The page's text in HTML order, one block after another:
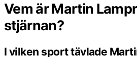
Vem är Martin
stjärnan?
I vilken sport tävlade